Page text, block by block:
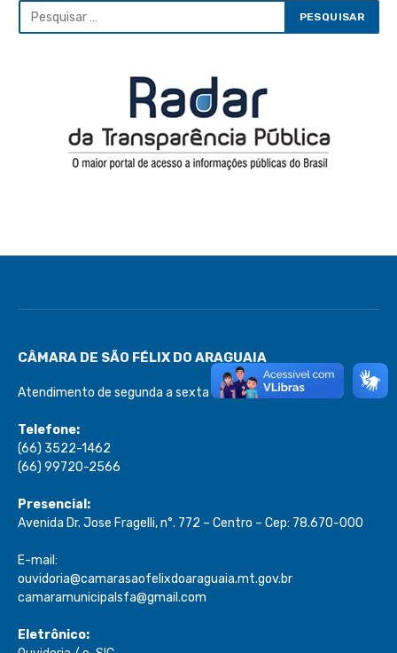
CÂMARA DE SÃO FÉLIX DO ARAGUAIA
Atendimento de segunda a sexta de 08:00 às 13:00
Telefone:
(66) 3522-1462
(66) 99720-2566
Presencial:
Avenida Dr. Jose Fragelli, n°. 772 – Centro – Cep: 78.670-000
E-mail:
ouvidoria@camarasaofelixdoaraguaia.mt.gov.br
camaramunicipalsfa@gmail.com
Eletrônico: